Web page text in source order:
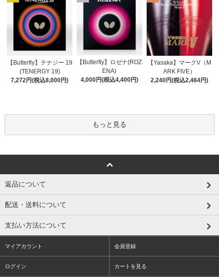
【Butterfly】テナジー 19
(TENERGY 19)
7,272円(税込8,000円)
【Butterfly】ロゼナ(ROZ
ENA)
4,000円(税込4,400円)
【Yasaka】マークV（M
ARK FIVE）
2,240円(税込2,464円)
もっと見る
返品について
配送・送料について
支払い方法について
マイアカウント 会員登録
ログイン カートを見る